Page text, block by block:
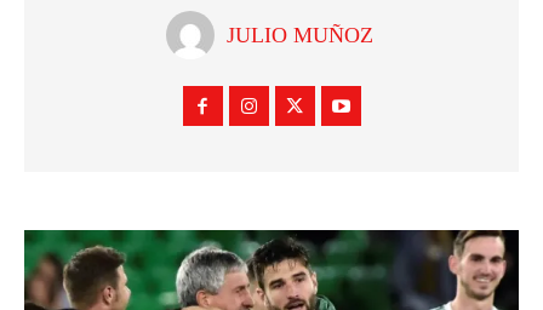
JULIO MUÑOZ